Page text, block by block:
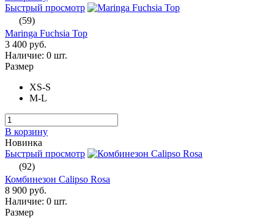
Быстрый просмотр
(59)
Maringa Fuchsia Top
3 400 руб.
Наличие: 0 шт.
Размер
XS-S
M-L
В корзину
Новинка
Быстрый просмотр
(92)
Комбинезон Calipso Rosa
8 900 руб.
Наличие: 0 шт.
Размер